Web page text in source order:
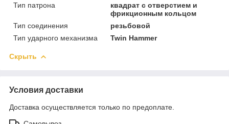
Тип патрона
квадрат с отверстием и
фрикционным кольцом
Тип соединения
резьбовой
Тип ударного механизма
Twin Hammer
Скрыть
Условия доставки
Доставка осуществляется только по предоплате.